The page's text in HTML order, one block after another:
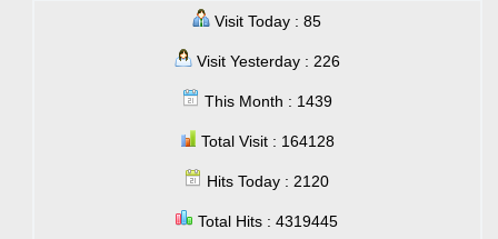
Visit Today : 85
Visit Yesterday : 226
This Month : 1439
Total Visit : 164128
Hits Today : 2120
Total Hits : 4319445